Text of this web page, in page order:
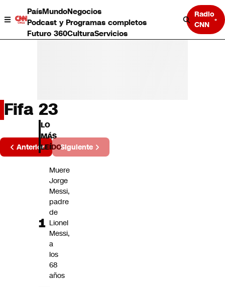
PaísMundoNegocios
Podcast y Programas completos
Futuro 360CulturaServicios
Radio
CNN
Negocios
Deportes
Programas completos
CNN tiempo
Fifa 23
Página
2 de 1
Anterior Siguiente
LO
MÁS
LEÍDO
Muere
Jorge
Messi,
padre
de
Lionel
Messi,
a
los
68
años